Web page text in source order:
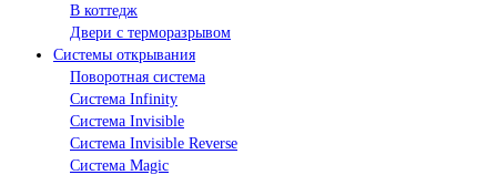
В коттедж
Двери с терморазрывом
Системы открывания
Поворотная система
Система Infinity
Система Invisible
Система Invisible Reverse
Система Magic